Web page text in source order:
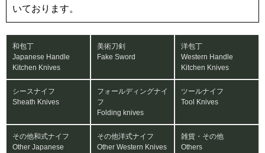
いております。
和包丁
Japanese Handle
Kitchen Knives
美術刀剣
Fake Sword
洋包丁
Western Handle
Kitchen Knives
シースナイフ
Sheath Knives
フォールディングナイ
フ
Folding knives
ツールナイフ
Tool Knives
その他和式ナイフ
Other Japanese
その他洋式ナイフ
Other Western Knives
雑貨・その他
Others